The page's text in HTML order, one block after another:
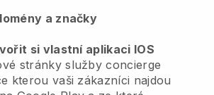
a značky
si vlastní aplikaci IOS
stránky služby concierge
kterou vaši zákazníci najdou